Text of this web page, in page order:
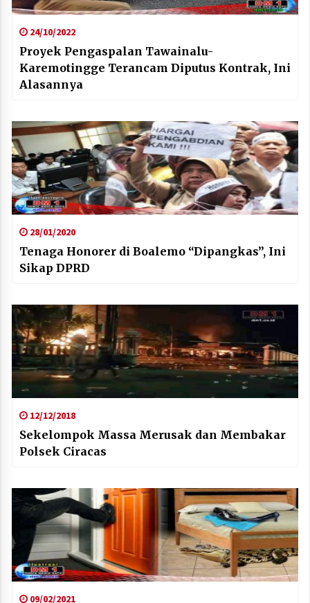
24/10/2022
Proyek Pengaspalan Tawainalu-
Karemotingge Terancam Diputus Kontrak, Ini
Alasannya
28/01/2020
Tenaga Honorer di Boalemo “Dipangkas”, Ini
Sikap DPRD
12/12/2018
Sekelompok Massa Merusak dan Membakar
Polsek Ciracas
09/02/2021